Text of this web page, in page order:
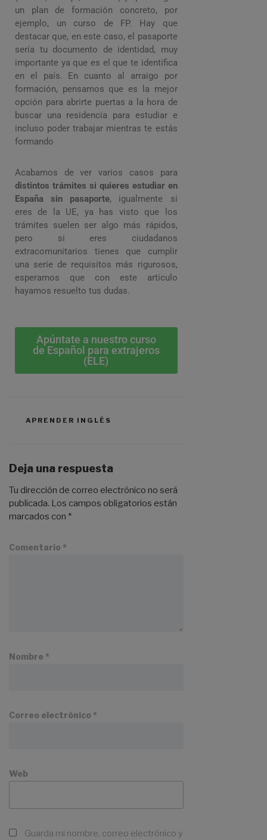
un plan de formación concreto, por
ejemplo, un curso de FP. Hay que
destacar que, en este caso, el pasaporte
sería tu documento de identidad, muy
importante ya que es el que te identifica
en el país. En cuanto al arraigo por
formación, pensamos que es la mejor
opción para abrirte puertas a la hora de
buscar una residencia para estudiar e
incluso poder trabajar mientras te estás
formando
Acabamos de ver varios casos para
distintos trámites si quieres estudiar en
España
sin pasaporte, igualmente si
eres de la UE, ya has visto que los
trámites suelen ser algo más rápidos,
pero si eres ciudadanos
extracomunitarios tienes que cumplir
una serie de requisitos más rigurosos,
esperamos que con este artículo
hayamos resuelto tus dudas.
Apúntate a nuestro curso
de Español para extrajeros
(ELE)
APRENDER INGLÉS
Deja una respuesta
Tu dirección de correo electrónico no será
publicada. Los campos obligatorios están
marcados con *
Comentario *
Nombre *
Correo electrónico *
Web
Guarda mi nombre, correo electrónico y